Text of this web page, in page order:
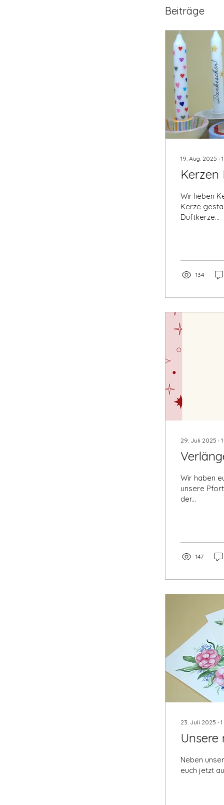
Beiträge
19. Aug. 2025 ∙ 1
Kerzen
Wir lieben Kerzen.
Kerze
Duftkerze...
134
29. Juli 2025 ∙ 1
Wir haben
unsere
der...
147
23. Juli 2025 ∙ 1
Unsere
Neben